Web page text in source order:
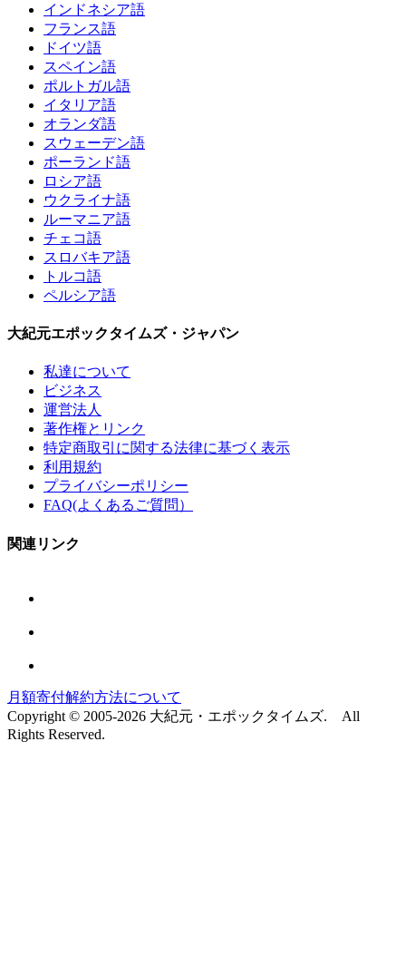
インドネシア語
フランス語
ドイツ語
スペイン語
ポルトガル語
イタリア語
オランダ語
スウェーデン語
ポーランド語
ロシア語
ウクライナ語
ルーマニア語
チェコ語
スロバキア語
トルコ語
ペルシア語
大紀元エポックタイムズ・ジャパン
私達について
ビジネス
運営法人
著作権とリンク
特定商取引に関する法律に基づく表示
利用規約
プライバシーポリシー
FAQ(よくあるご質問）
関連リンク
月額寄付解約方法について
Copyright © 2005-2026 大紀元・エポックタイムズ. All
Rights Reserved.